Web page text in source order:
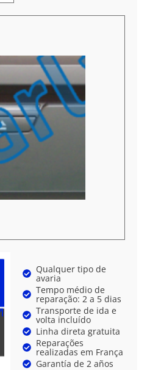
Qualquer tipo de
avaria
Tempo médio de
reparação: 2 a 5 dias
Transporte de ida e
volta incluído
Linha direta gratuita
Reparações
realizadas em França
Garantía de 2 años